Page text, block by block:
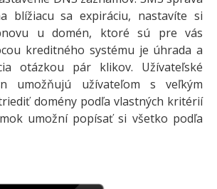
blížiacu sa expiráciu, nastavíte si
u domén, ktoré sú pre vás
kreditného systému je úhrada a
otázkou pár klikov. Užívateľské
umožňujú užívateľom s veľkým
domény podľa vlastných kritérií
umožní popísať si všetko podľa